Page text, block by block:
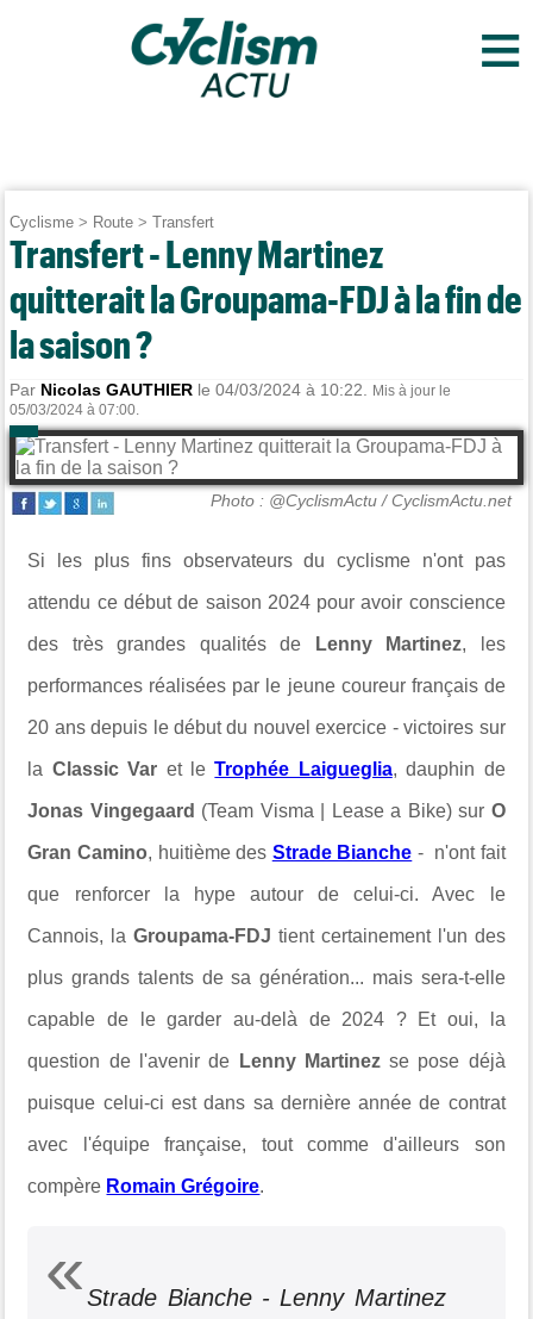
≡
Cyclisme > Route >Transfert
Transfert - Lenny Martinez
quitterait la Groupama-FDJ à la fin de
la saison ?
Par Nicolas GAUTHIER le 04/03/2024 à 10:22.
Mis à jour le
05/03/2024 à 07:00.
Photo : @CyclismActu / CyclismActu.net
Si les plus fins observateurs du cyclisme n'ont pas
attendu ce début de saison 2024 pour avoir conscience
des très grandes qualités de Lenny Martinez, les
performances réalisées par le jeune coureur français de
20 ans depuis le début du nouvel exercice - victoires sur
la Classic Var et leTrophée Laigueglia, dauphin de
Jonas Vingegaard (Team Visma | Lease a Bike) sur O
Gran Camino, huitième des Strade Bianche - n'ont fait
que renforcer la hype autour de celui-ci. Avec le
Cannois, laGroupama-FDJ tient certainement l'un des
plus grands talents de sa génération... mais sera-t-elle
capable de le garder au-delà de 2024 ? Et oui, la
question de l'avenir de Lenny Martinezse pose déjà
puisque celui-ci est dans sa dernière année de contrat
avec l'équipe française, tout comme d'ailleurs son
compère Romain Grégoire.
Strade Bianche - Lenny Martinez